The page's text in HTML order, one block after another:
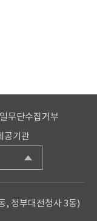
있니?
무단수집거부
공기관
, 정부대전청사 3동)